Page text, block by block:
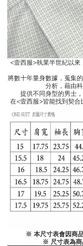
<壹西服>執業半世紀以
將數十年量身數據，蒐集
分析，藉由
提供不同身型的男士
在<壹西服>皆能找到契合
※ 本尺寸表會因商
※ 尺寸表為商